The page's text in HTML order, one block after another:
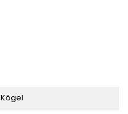
Kögel